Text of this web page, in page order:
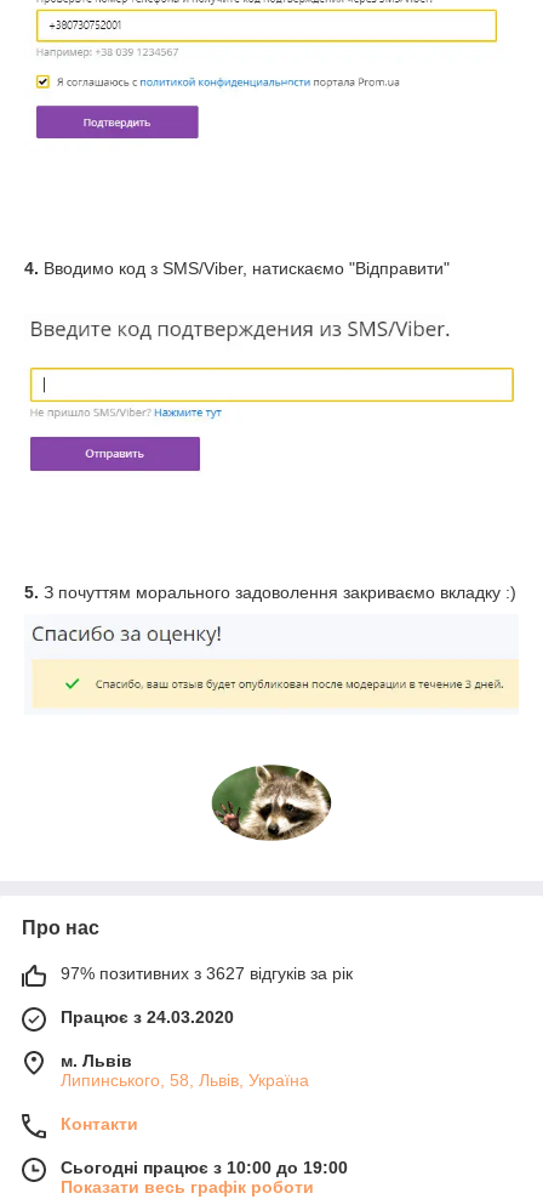
4. Вводимо код з SMS/Viber, натискаємо "Відправити"
5. З почуттям морального задоволення закриваємо вкладку :)
Про нас
97% позитивних з 3627 відгуків за рік
Працює з 24.03.2020
м. Львів
Липинського, 58, Львів, Україна
Контакти
Сьогодні працює з 10:00 до 19:00
Показати весь графік роботи